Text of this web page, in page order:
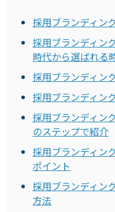
採用ブランディン
採用ブランディン
時代から選ばれる
採用ブランディン
採用ブランディン
採用ブランディン
のステップで紹介
採用ブランディン
ポイント
採用ブランディン
方法